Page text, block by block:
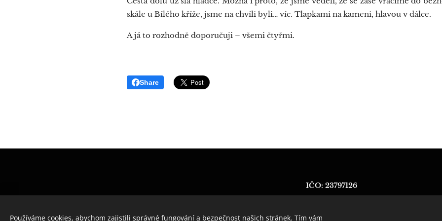
skále u Bílého kříže, jsme na chvíli byli… víc. Tlapkami na kameni, hlavou v dálce.
A já to rozhodně doporučuji – všemi čtyřmi. 🐾
Share
IČO: 23797126
Používáme cookies, abychom zajistili správné fungování a bezpečnost našich stránek. Tím vám